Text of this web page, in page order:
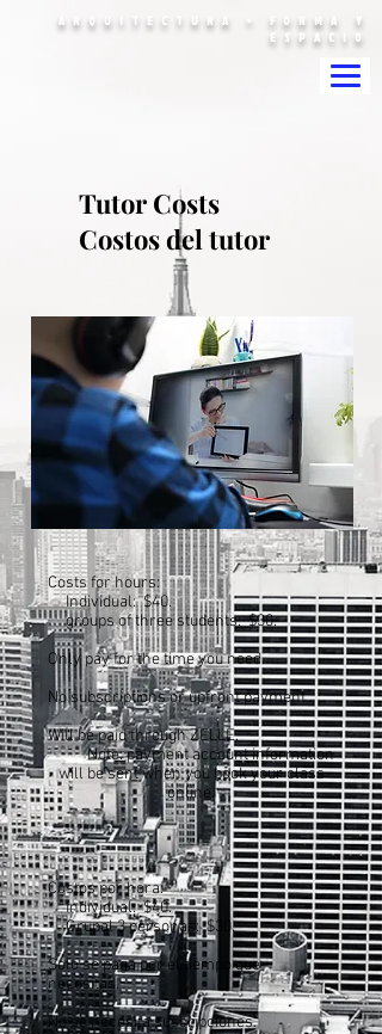
ARQUITECTURA + FORMA Y
ESPACIO
Tutor Costs
Costos del tutor
Costs for hours:
Individual: $40.
groups of three students: $30.
Only pay for the time you need.
No subscriptions or upfront payment.
Will be paid through ZELLE.
Note: payment account information
will be sent when you book your class
online.
Costos por hora:
Individual: $40.
Grupal 3 personas: $30.
Solo se paga por el tiempo que
necesitas.
No se necesita suscripciones.